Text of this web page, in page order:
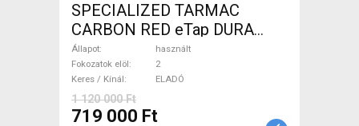
SPECIALIZED TARMAC
CARBON RED eTap DURA
Országúti használt ELADÓ
Állapot
használt
Fokozatok elöl
2
Keres / Kínál
ELADÓ
1 120 000 Ft
719 000 Ft